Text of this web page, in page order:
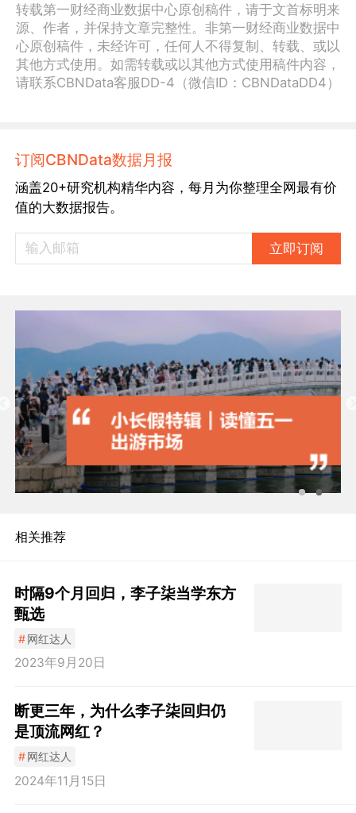
转载第一财经商业数据中心原创稿件，请于文首标明来
源、作者，并保持文章完整性。非第一财经商业数据中
心原创稿件，未经许可，任何人不得复制、转载、或以
其他方式使用。如需转载或以其他方式使用稿件内容，
请联系CBNData客服DD-4（微信ID：CBNDataDD4）
订阅CBNData数据月报
涵盖20+研究机构精华内容，每月为你整理全网最有价
值的大数据报告。
立即订阅
相关推荐
时隔9个月回归，李子柒当学东方
甄选
#网红达人
2023年9月20日
断更三年，为什么李子柒回归仍
是顶流网红？
#网红达人
2024年11月15日